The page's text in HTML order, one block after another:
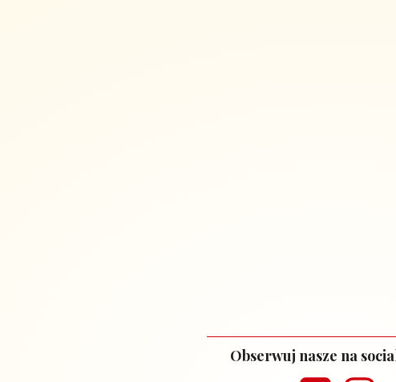
Obserwuj nasze na